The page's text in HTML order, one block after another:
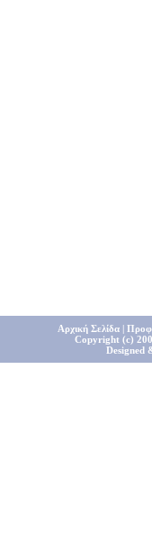
Αρχική Σελίδα|
Copyright (c)
Designed